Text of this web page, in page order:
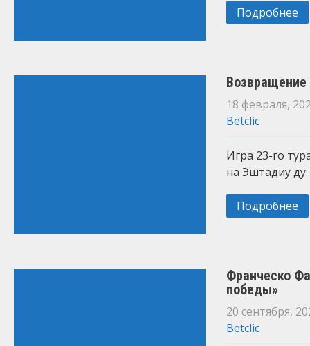
Подробнее
Возвращение
18 февраля,
Betclic
Игра 23-го
на Эштадиу
Подробнее
Франческо
победы»
20 сентября,
Betclic